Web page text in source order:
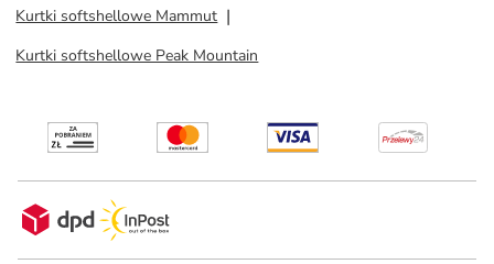
Kurtki softshellowe Mammut
Kurtki softshellowe Peak Mountain